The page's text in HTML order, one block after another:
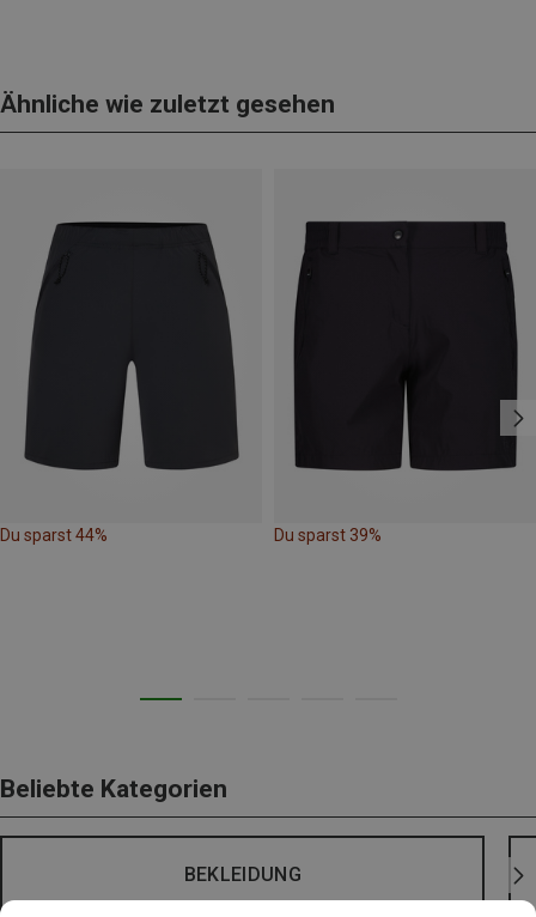
Ähnliche wie zuletzt gesehen
Du sparst 44% Du sparst 39%
Beliebte Kategorien
BEKLEIDUNG